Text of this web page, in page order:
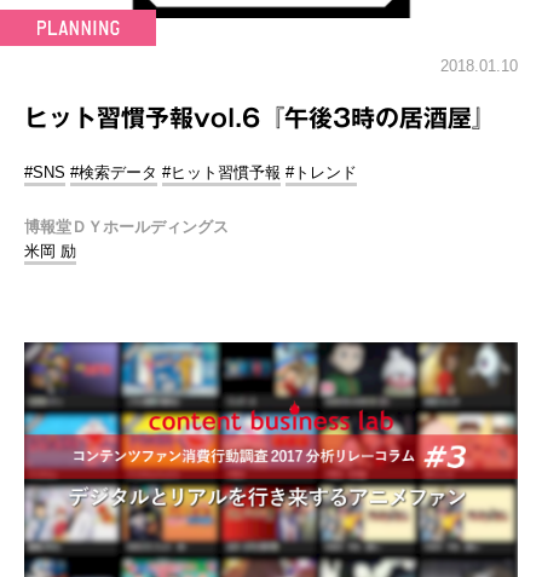
2018.01.10
ヒット習慣予報vol.6『午後3時の居酒屋』
#SNS #検索データ #ヒット習慣予報 #トレンド
博報堂ＤＹホールディングス
米岡 励